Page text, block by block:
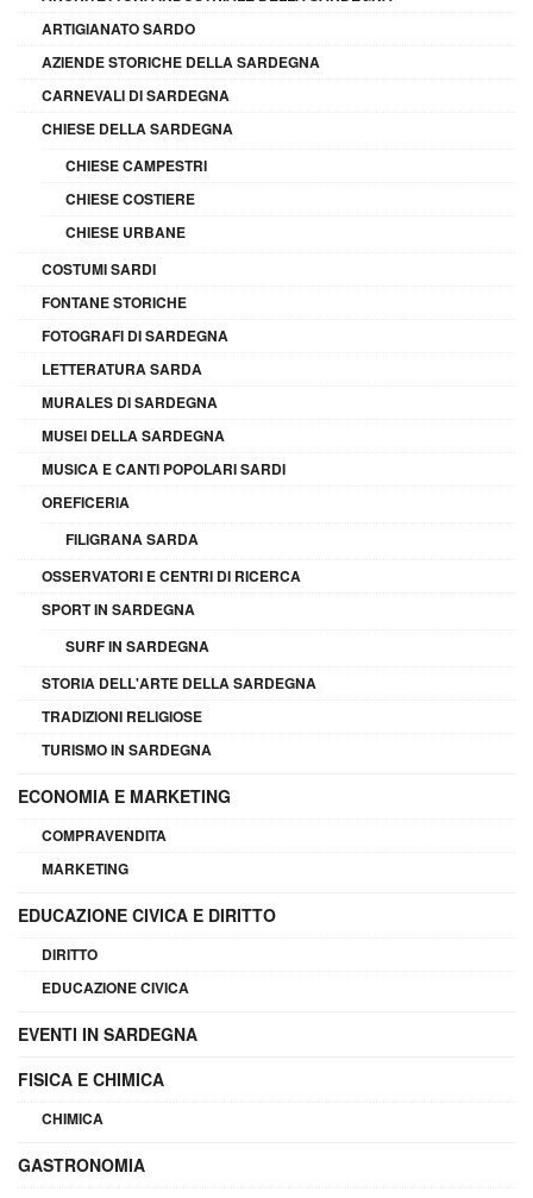
ARTIGIANATO SARDO
AZIENDE STORICHE DELLA SARDEGNA
CARNEVALI DI SARDEGNA
CHIESE DELLA SARDEGNA
CHIESE CAMPESTRI
CHIESE COSTIERE
CHIESE URBANE
COSTUMI SARDI
FONTANE STORICHE
FOTOGRAFI DI SARDEGNA
LETTERATURA SARDA
MURALES DI SARDEGNA
MUSEI DELLA SARDEGNA
MUSICA E CANTI POPOLARI SARDI
OREFICERIA
FILIGRANA SARDA
OSSERVATORI E CENTRI DI RICERCA
SPORT IN SARDEGNA
SURF IN SARDEGNA
STORIA DELL'ARTE DELLA SARDEGNA
TRADIZIONI RELIGIOSE
TURISMO IN SARDEGNA
ECONOMIA E MARKETING
COMPRAVENDITA
MARKETING
EDUCAZIONE CIVICA E DIRITTO
DIRITTO
EDUCAZIONE CIVICA
EVENTI IN SARDEGNA
FISICA E CHIMICA
CHIMICA
GASTRONOMIA